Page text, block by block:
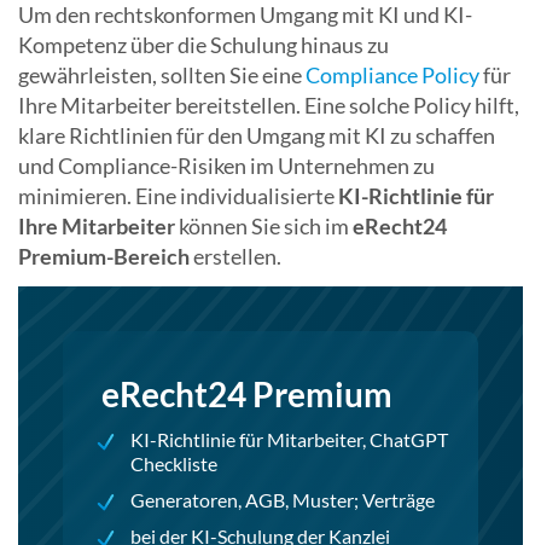
Um den rechtskonformen Umgang mit KI und KI-
Kompetenz über die Schulung hinaus zu
gewährleisten, sollten Sie eineCompliance Policyfür
Ihre Mitarbeiter bereitstellen. Eine solche Policy hilft,
klare Richtlinien für den Umgang mit KI zu schaffen
und Compliance-Risiken im Unternehmen zu
minimieren. Eine individualisierteKI-Richtlinie für
Ihre Mitarbeiterkönnen Sie sich imeRecht24
Premium-Bereicherstellen.
eRecht24 Premium
KI-Richtlinie für Mitarbeiter, ChatGPT
Checkliste
Generatoren, AGB, Muster; Verträge
bei der KI-Schulung der Kanzlei